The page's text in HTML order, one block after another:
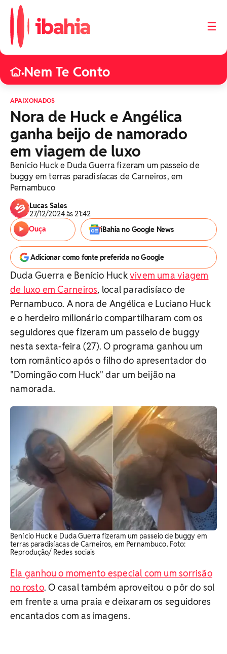
☰
•Nem Te Conto
APAIXONADOS
Nora de Huck e Angélica
ganha beijo de namorado
em viagem de luxo
Benício Huck e Duda Guerra fizeram um passeio de
buggy em terras paradisíacas de Carneiros, em
Pernambuco
Lucas Sales
27/12/2024 às 21:42
Ouça
iBahia no Google News
Adicionar como fonte preferida no Google
Duda Guerra e Benício Huckvivem uma viagem
de luxo em Carneiros, local paradisíaco de
Pernambuco. A nora de Angélica e Luciano Huck
e o herdeiro milionário compartilharam com os
seguidores que fizeram um passeio de buggy
nesta sexta-feira (27). O programa ganhou um
tom romântico após o filho do apresentador do
"Domingão com Huck" dar um beijão na
namorada.
Benício Huck e Duda Guerra fizeram um passeio de buggy em
terras paradisíacas de Carneiros, em Pernambuco. Foto:
Reprodução/ Redes sociais
Ela ganhou o momento especial com um sorrisão
no rosto. O casal também aproveitou o pôr do sol
em frente a uma praia e deixaram os seguidores
encantados com as imagens.